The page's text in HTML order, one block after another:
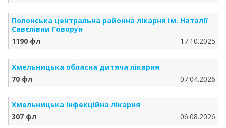
Полонська центральна районна лікарня ім. Наталії
Савєлівни Говорун
1190 фл
17.10.2025
Хмельницька обласна дитяча лікарня
70 фл
07.04.2026
Хмельницька інфекційна лікарня
307 фл
06.08.2026